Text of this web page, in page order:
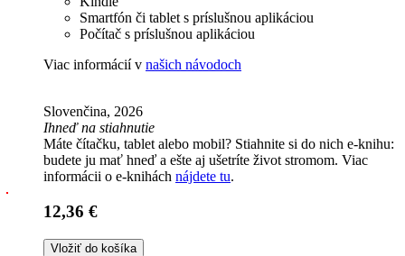
Smartfón či tablet s príslušnou aplikáciou
Počítač s príslušnou aplikáciou
Viac informácií v našich návodoch
Slovenčina, 2026
Ihneď na stiahnutie
Máte čítačku, tablet alebo mobil? Stiahnite si do nich e-knihu:
budete ju mať hneď a ešte aj ušetríte život stromom. Viac
informácii o e-knihách nájdete tu.
12,36 €
Vložiť do košíka